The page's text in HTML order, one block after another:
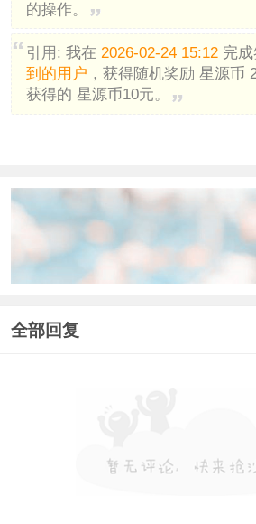
的操作。
引用: 我在 2026-02-24 15:12完成
到的用户 ，获得随机奖励 星源币
获得的 星源币10元。
全部回复